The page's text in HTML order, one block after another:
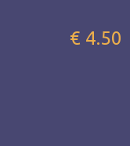
€ 4.50